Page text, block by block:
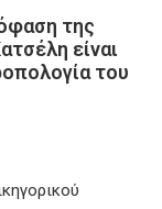
της
είναι
του